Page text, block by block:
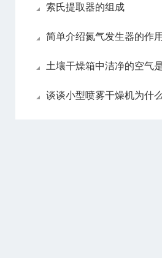
索氏提取器的组成
简单介绍氮气发生器的作用
土壤干燥箱中洁净的空气是怎
谈谈小型喷雾干燥机为什么会出现